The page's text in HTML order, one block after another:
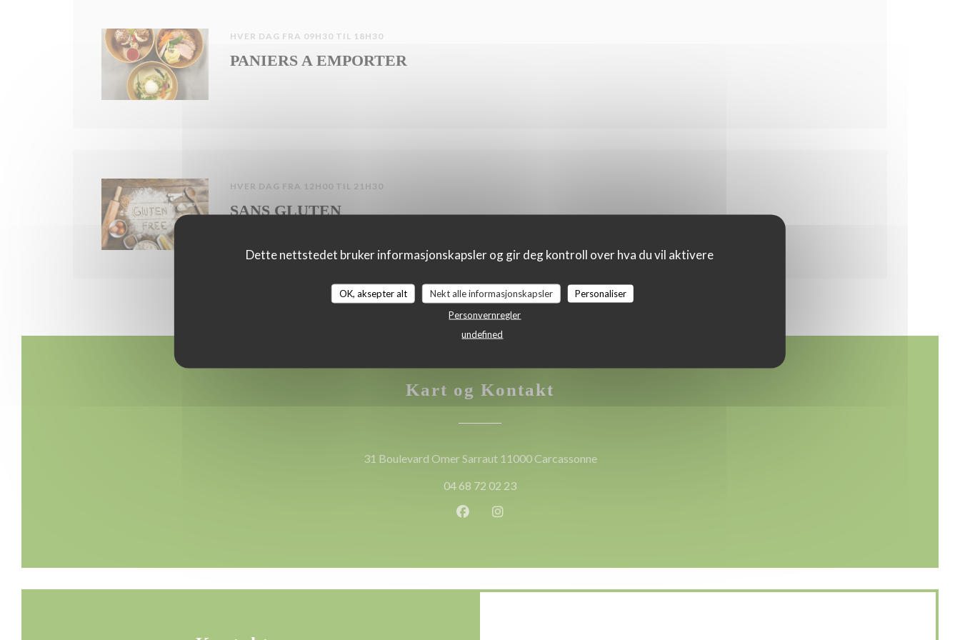
Dette nettstedet bruker informasjonskapsler og gir deg kontroll over hva du vil aktivere
OK, aksepter alt Nekt alle informasjonskapsler
Personaliser
Personvernregler
undefined
HVER DAG FRA 09H30 TIL 18H30
PANIERS A EMPORTER
HVER DAG FRA 12H00 TIL 21H30
SANS GLUTEN
Kart og Kontakt
31 Boulevard Omer Sarraut 11000 Carcassonne((åpner i et nytt vindu))
04 68 72 02 23
Facebook ((åpner i et nytt vindu))
Instagram ((åpner i et nytt vindu))